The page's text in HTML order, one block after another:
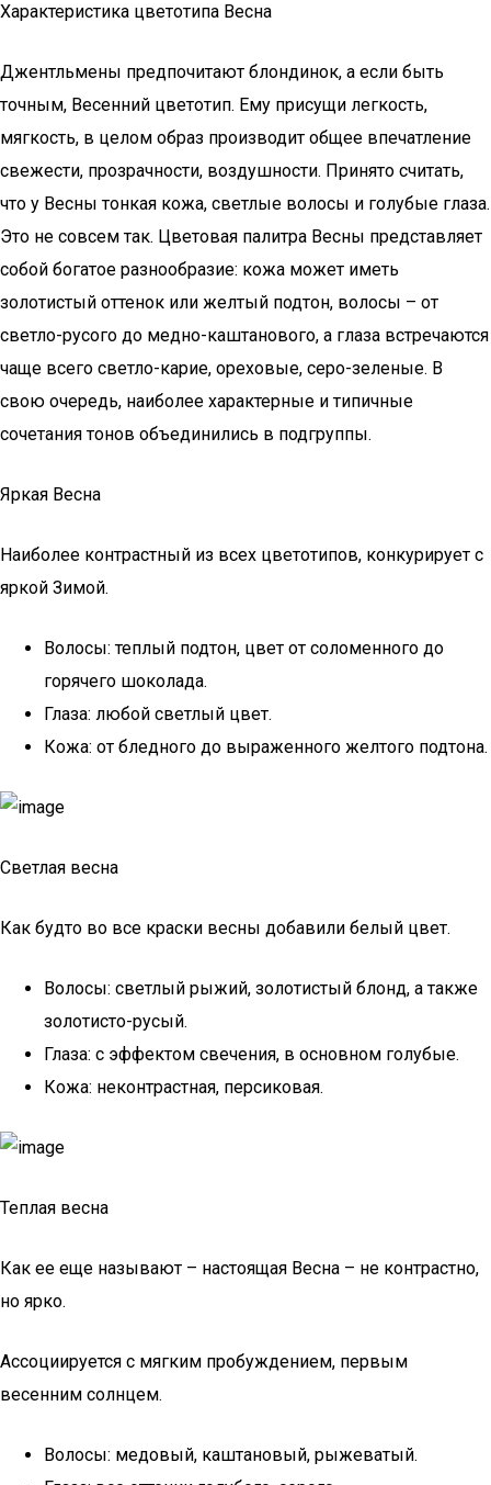
Характеристика цветотипа Весна
Джентльмены предпочитают блондинок, а если быть
точным, Весенний цветотип. Ему присущи легкость,
мягкость, в целом образ производит общее впечатление
свежести, прозрачности, воздушности. Принято считать,
что у Весны тонкая кожа, светлые волосы и голубые глаза.
Это не совсем так. Цветовая палитра Весны представляет
собой богатое разнообразие: кожа может иметь
золотистый оттенок или желтый подтон, волосы – от
светло-русого до медно-каштанового, а глаза встречаются
чаще всего светло-карие, ореховые, серо-зеленые. В
свою очередь, наиболее характерные и типичные
сочетания тонов объединились в подгруппы.
Яркая Весна
Наиболее контрастный из всех цветотипов, конкурирует с
яркой Зимой.
Волосы: теплый подтон, цвет от соломенного до
горячего шоколада.
Глаза: любой светлый цвет.
Кожа: от бледного до выраженного желтого подтона.
Светлая весна
Как будто во все краски весны добавили белый цвет.
Волосы: светлый рыжий, золотистый блонд, а также
золотисто-русый.
Глаза: с эффектом свечения, в основном голубые.
Кожа: неконтрастная, персиковая.
Теплая весна
Как ее еще называют – настоящая Весна – не контрастно,
но ярко.
Ассоциируется с мягким пробуждением, первым
весенним солнцем.
Волосы: медовый, каштановый, рыжеватый.